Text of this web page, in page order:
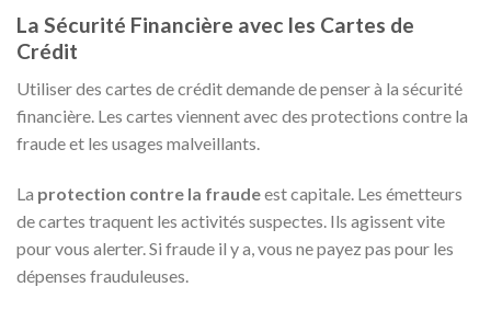
La Sécurité Financière avec les Cartes de
Crédit
Utiliser des cartes de crédit demande de penser à la sécurité
financière. Les cartes viennent avec des protections contre la
fraude et les usages malveillants.
La protection contre la fraudeest capitale. Les émetteurs
de cartes traquent les activités suspectes. Ils agissent vite
pour vous alerter. Si fraude il y a, vous ne payez pas pour les
dépenses frauduleuses.